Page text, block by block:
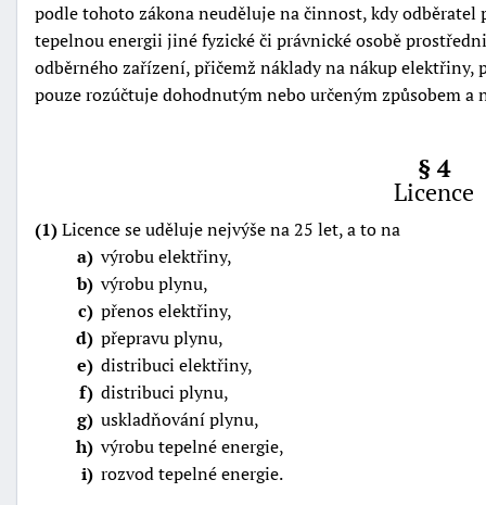
podle tohoto zákona neuděluje na činnost, kdy
tepelnou energii jiné fyzické či právnické osobě
odběrného zařízení, přičemž náklady na nákup elektřiny,
pouze rozúčtuje dohodnutým nebo určeným způsobem a
§ 4
Licence
(1)Licence se uděluje nejvýše na 25 let, a to na
a výrobu elektřiny,
b výrobu plynu,
c přenos elektřiny,
d přepravu plynu,
e distribuci elektřiny,
f distribuci plynu,
g uskladňování plynu,
h výrobu tepelné energie,
i rozvod tepelné energie.